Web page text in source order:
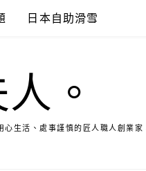
日本自助滑雪
。
生活、處事謹慎的匠人職人創業家